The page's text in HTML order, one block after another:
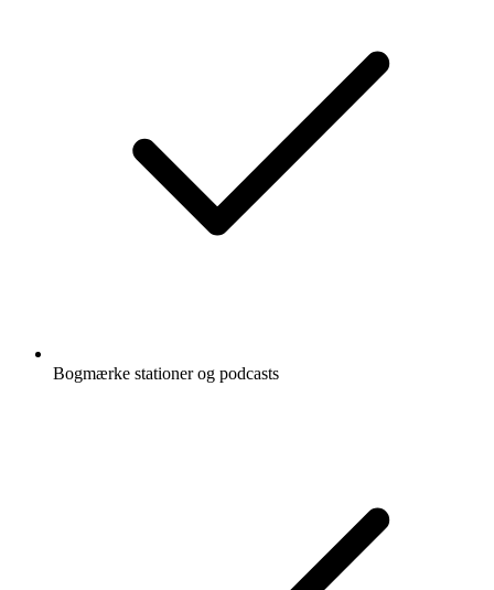
Bogmærke stationer og podcasts